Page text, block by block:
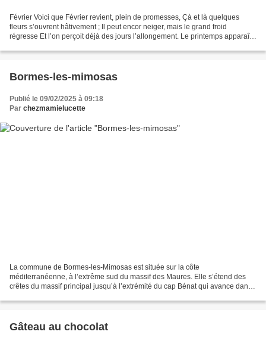
Février Voici que Février revient, plein de promesses, Çà et là quelques
fleurs s’ouvrent hâtivement ; Il peut encor neiger, mais le grand froid
régresse Et l’on perçoit déjà des jours l’allongement. Le printemps apparaît,
Bormes-les-mimosas
Publié le 09/02/2025 à 09:18
Par chezmamielucette
La commune de Bormes-les-Mimosas est située sur la côte
méditerranéenne, à l’extrême sud du massif des Maures. Elle s’étend des
crêtes du massif principal jusqu’à l’extrémité du cap Bénat qui avance dans
Gâteau au chocolat